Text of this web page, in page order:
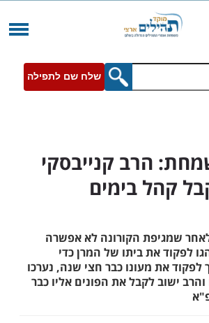
שלח שם לתפילה
קנייבסקי
בימים
הקורונה לא אפשרה